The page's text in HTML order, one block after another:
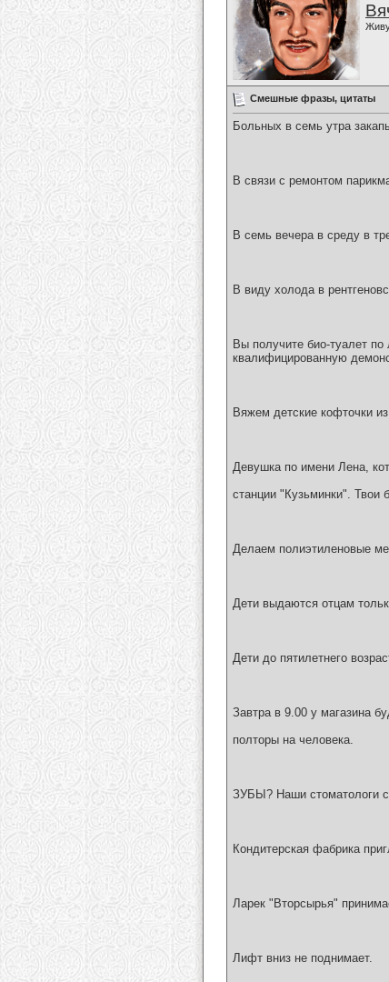
Смешные фразы, цитаты
Больных в семь утра
В связи с ремонтом
В семь вечера в среду в
В виду холода в
Вы получите био-туалет
квалифицированную
Вяжем детские кофточки
Девушка по имени Лена,
станции "Кузьминки". Твои
Делаем полиэтиленовые
Дети выдаются отцам
Дети до пятилетнего
Завтра в 9.00 у магазина
полторы на человека.
ЗУБЫ? Наши стоматологи
Кондитерская фабрика
Ларек "Вторсырья"
Лифт вниз не поднимает.